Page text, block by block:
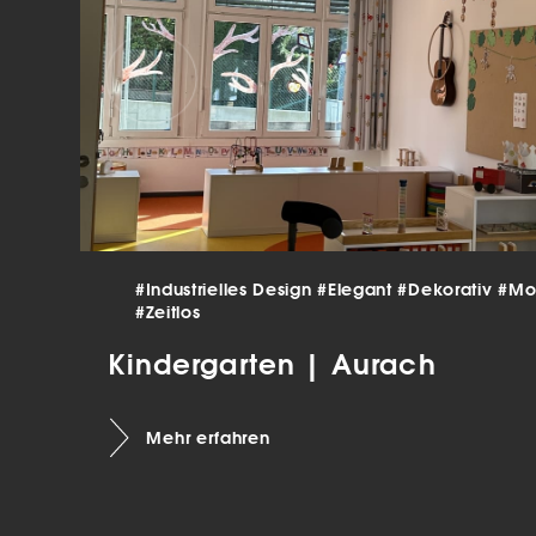
#Industrielles Design#Elegant#Dekorativ
#Zeitlos
Kindergarten | Aurach
Mehr erfahren
die